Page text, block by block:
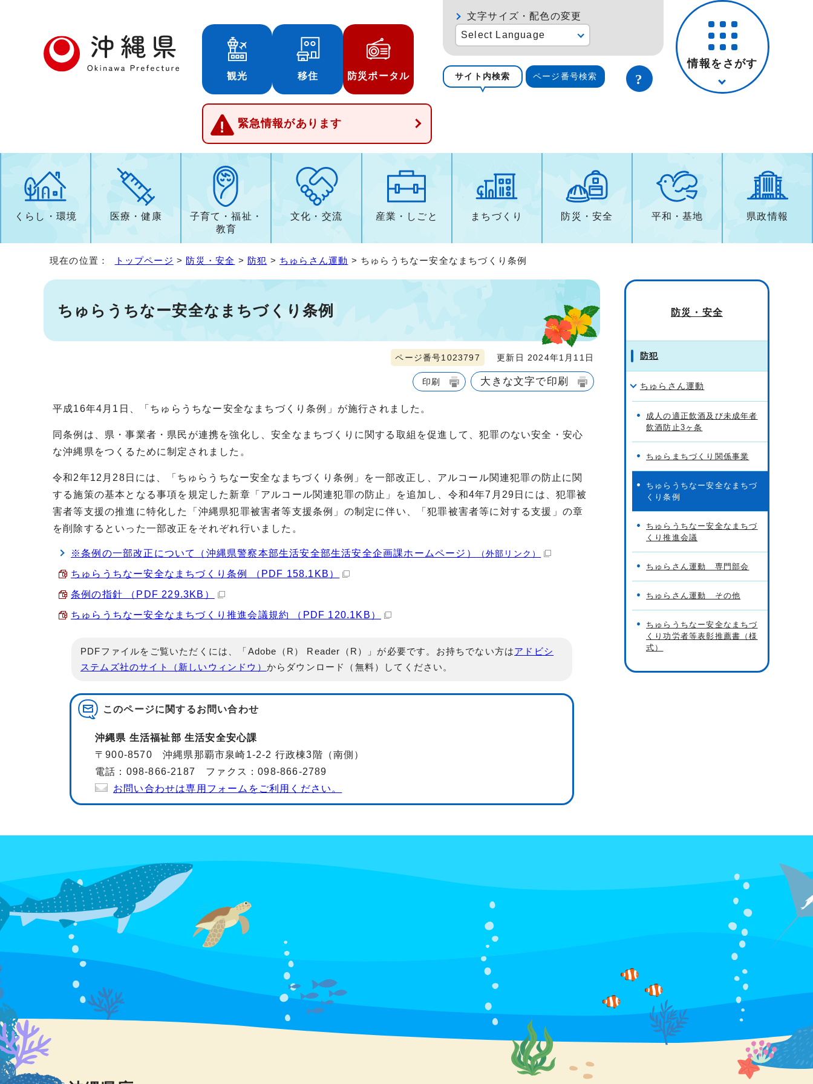
観光 移住 防災ポータル
緊急情報があります
文字サイズ・配色の変更
Select Language
サイト内検索 ページ番号検索
情報をさがす
くらし・環境 医療・健康
子育て・福祉・
教育
文化・交流 産業・しごと まちづくり 防災・安全 平和・基地 県政情報
現在の位置： トップページ > 防災・安全 > 防犯 > ちゅらさん運動 > ちゅらうちなー安全なまちづくり条例
ちゅらうちなー安全なまちづくり条例
ページ番号1023797 更新日 2024年1月11日
印刷 大きな文字で印刷
平成16年4月1日、「ちゅらうちなー安全なまちづくり条例」が施行されました。
同条例は、県・事業者・県民が連携を強化し、安全なまちづくりに関する取組を促進して、犯罪のない安全・安心
な沖縄県をつくるために制定されました。
令和2年12月28日には、「ちゅらうちなー安全なまちづくり条例」を一部改正し、アルコール関連犯罪の防止に関
する施策の基本となる事項を規定した新章「アルコール関連犯罪の防止」を追加し、令和4年7月29日には、犯罪被
害者等支援の推進に特化した「沖縄県犯罪被害者等支援条例」の制定に伴い、「犯罪被害者等に対する支援」の章
を削除するといった一部改正をそれぞれ行いました。
※条例の一部改正について（沖縄県警察本部生活安全部生活安全企画課ホームページ） （外部リンク）
ちゅらうちなー安全なまちづくり条例 （PDF 158.1KB）
条例の指針 （PDF 229.3KB）
ちゅらうちなー安全なまちづくり推進会議規約 （PDF 120.1KB）
PDFファイルをご覧いただくには、「Adobe（R） Reader（R）」が必要です。お持ちでない方はアドビシ
ステムズ社のサイト（新しいウィンドウ） からダウンロード（無料）してください。
このページに関するお問い合わせ
沖縄県 生活福祉部 生活安全安心課
〒900-8570 沖縄県那覇市泉崎1-2-2 行政棟3階（南側）
電話：098-866-2187 ファクス：098-866-2789
お問い合わせは専用フォームをご利用ください。
防災・安全
防犯
ちゅらさん運動
成人の適正飲酒及び未成年者
飲酒防止3ヶ条
ちゅらまちづくり関係事業
ちゅらうちなー安全なまちづ
くり条例
ちゅらうちなー安全なまちづ
くり推進会議
ちゅらさん運動 専門部会
ちゅらさん運動 その他
ちゅらうちなー安全なまちづ
くり功労者等表彰推薦書（様
式）